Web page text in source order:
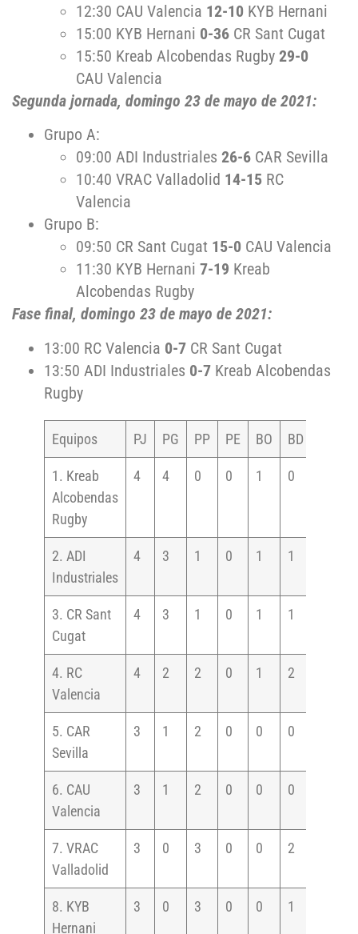
12:30 CAU Valencia 12-10 KYB Hernani
15:00 KYB Hernani 0-36 CR Sant Cugat
15:50 Kreab Alcobendas Rugby 29-0
CAU Valencia
Segunda jornada, domingo 23 de mayo de 2021:
Grupo A:
09:00 ADI Industriales 26-6 CAR Sevilla
10:40 VRAC Valladolid 14-15 RC
Valencia
Grupo B:
09:50 CR Sant Cugat 15-0 CAU Valencia
11:30 KYB Hernani 7-19 Kreab
Alcobendas Rugby
Fase final, domingo 23 de mayo de 2021:
13:00 RC Valencia 0-7 CR Sant Cugat
13:50 ADI Industriales 0-7 Kreab Alcobendas
Rugby
Equipos PJ PG PP PE BO BD
1. Kreab
Alcobendas
Rugby
4 4 0 0 1 0
2. ADI
Industriales
4 3 1 0 1 1
3. CR Sant
Cugat
4 3 1 0 1 1
4. RC
Valencia
4 2 2 0 1 2
5. CAR
Sevilla
3 1 2 0 0 0
6. CAU
Valencia
3 1 2 0 0 0
7. VRAC
Valladolid
3 0 3 0 0 2
8. KYB
Hernani
3 0 3 0 0 1